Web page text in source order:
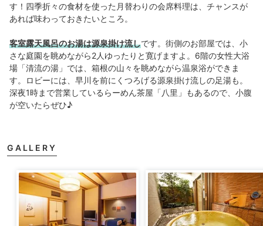
す！四季折々の食材を使った月替わりの会席料理は、チャンスが
あれば味わっておきたいところ。
客室露天風呂のお湯は源泉掛け流しです。街側のお部屋では、小
さな庭園を眺めながら2人ゆったりと寛げますよ。6階の女性大浴
場「清流の湯」では、箱根の山々を眺めながら温泉浴ができま
す。ロビーには、早川を前にくつろげる源泉掛け流しの足湯も。
深夜1時まで営業しているらーめん茶屋「八里」もあるので、小腹
が空いたらぜひ♪
GALLERY